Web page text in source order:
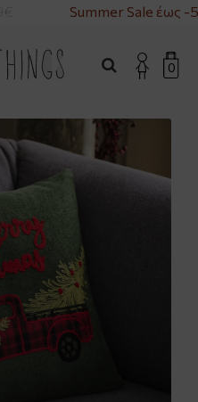
Summer Sale έως -
0